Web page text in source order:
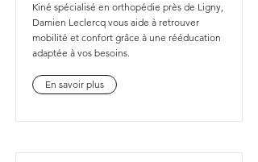
Kiné spécialisé en orthopédie près de Ligny,
Damien Leclercq vous aide à retrouver
mobilité et confort grâce à une rééducation
adaptée à vos besoins.
En savoir plus